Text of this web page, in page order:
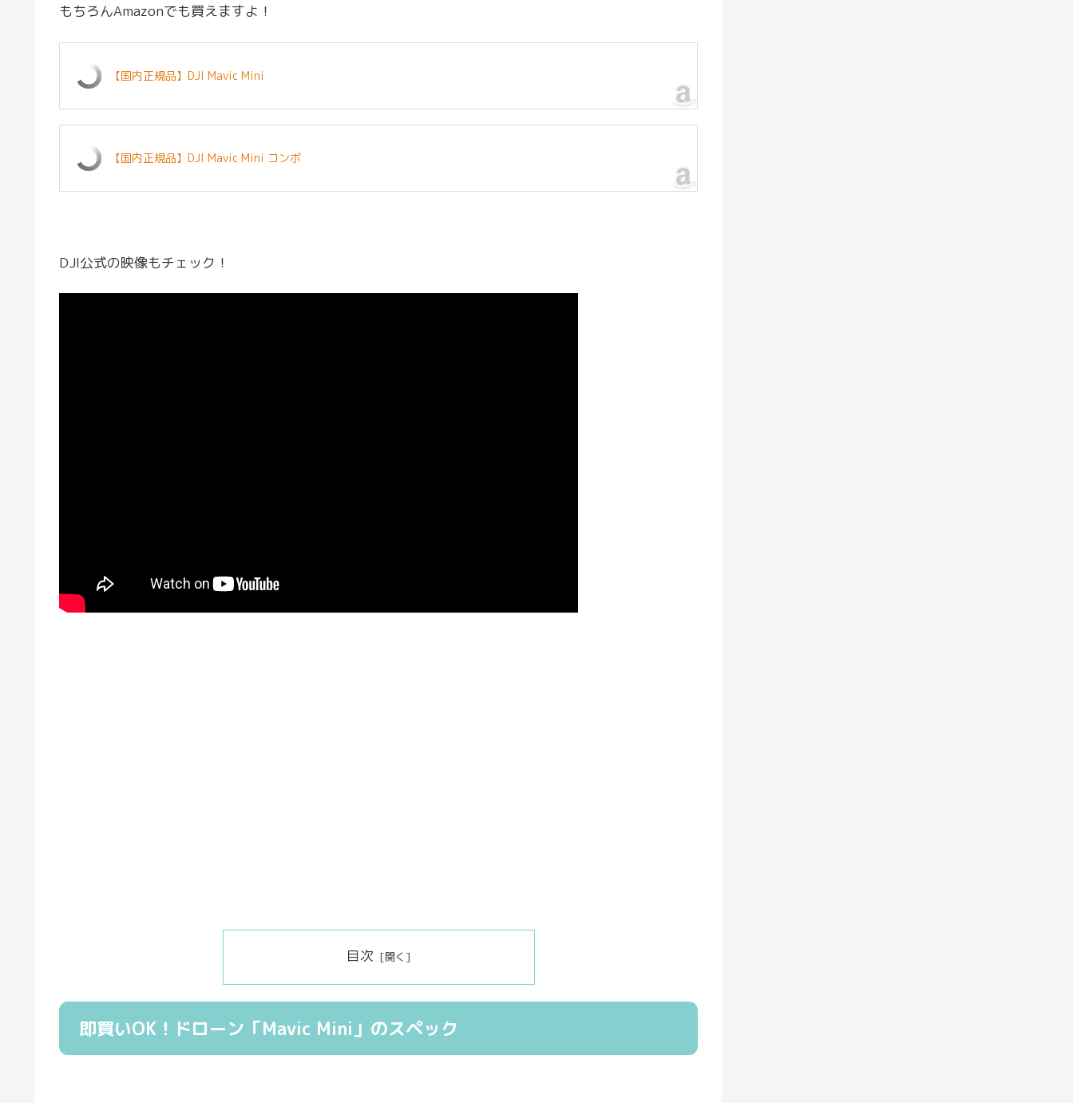
もちろんAmazonでも買えますよ！
【国内正規品】DJI Mavic Mini
【国内正規品】DJI Mavic Mini コンボ
DJI公式の映像もチェック！
目次
即買いOK！ドローン「Mavic Mini」のスペック